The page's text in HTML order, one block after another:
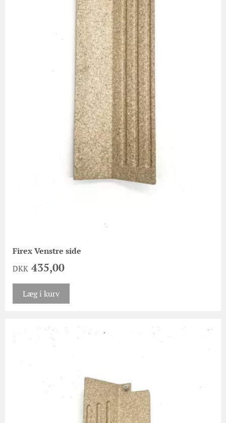
Firex Venstre side
DKK 435,00
Læg i kurv